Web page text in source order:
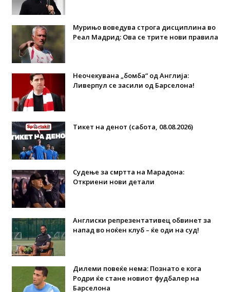
Мурињо воведува строга дисциплина во
Реал Мадрид: Ова се трите нови правила
Неочекувана „бомба“ од Англија:
Ливерпул се засили од Барселона!
Тикет на денот (сабота, 08.08.2026)
Судење за смртта на Марадона:
Откриени нови детали
Англиски репрезентативец обвинет за
напад во ноќен клуб – ќе оди на суд!
Дилеми повеќе нема: Познато е кога
Родри ќе стане новиот фудбалер на
Барселона